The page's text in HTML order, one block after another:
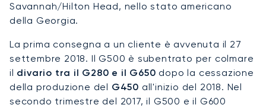
Savannah/Hilton Head, nello stato americano
della Georgia.
La prima consegna a un cliente è avvenuta il 27
settembre 2018. Il G500 è subentrato per colmare
il divario tra il G280 e il G650 dopo la cessazione
della produzione del G450 all'inizio del 2018. Nel
secondo trimestre del 2017, il G500 e il G600